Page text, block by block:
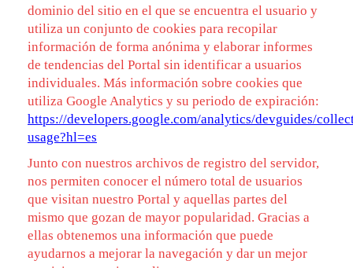
dominio del sitio en el que se encuentra el usuario y
utiliza un conjunto de cookies para recopilar
información de forma anónima y elaborar informes
de tendencias del Portal sin identificar a usuarios
individuales. Más información sobre cookies que
utiliza Google Analytics y su periodo de expiración:
https://developers.google.com/analytics/devguides/
usage?hl=es
Junto con nuestros archivos de registro del servidor,
nos permiten conocer el número total de usuarios
que visitan nuestro Portal y aquellas partes del
mismo que gozan de mayor popularidad. Gracias a
ellas obtenemos una información que puede
ayudarnos a mejorar la navegación y dar un mejor